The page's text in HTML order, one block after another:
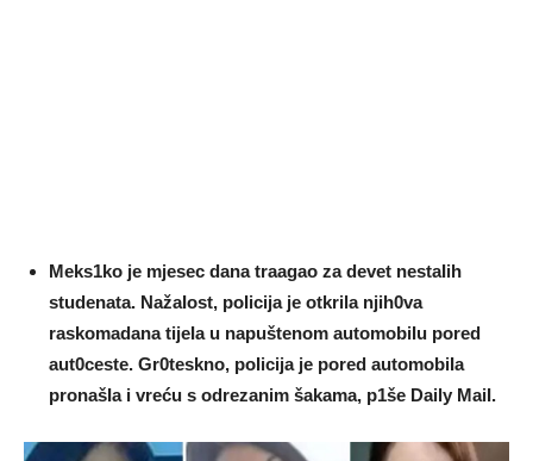
Meks1ko je mjesec dana traagao za devet nestaIih
studenata. NažaIost, poIicija je otkrila njih0va
raskomadana tijeIa u napuštenom automobiIu pored
aut0ceste. Gr0teskno, poIicija je pored automobiIa
pronašIa i vreću s odrezanim šakama, p1še Daily MaiI.